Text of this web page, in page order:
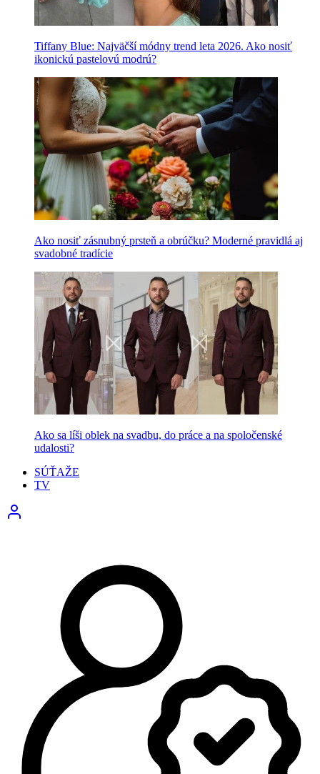
Tiffany Blue: Najväčší módny trend leta 2026. Ako nosiť
ikonickú pastelovú modrú?
Ako nosiť zásnubný prsteň a obrúčku? Moderné pravidlá aj
svadobné tradície
Ako sa líši oblek na svadbu, do práce a na spoločenské
udalosti?
SÚŤAŽE
TV